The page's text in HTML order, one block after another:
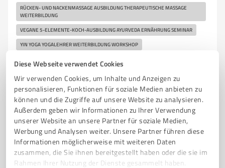
Diese Webseite verwendet Cookies
Wir verwenden Cookies, um Inhalte und Anzeigen zu
personalisieren, Funktionen für soziale Medien anbieten zu
können und die Zugriffe auf unsere Website zu analysieren.
Außerdem geben wir Informationen zu Ihrer Verwendung
unserer Website an unsere Partner für soziale Medien,
Werbung und Analysen weiter. Unsere Partner führen diese
Informationen möglicherweise mit weiteren Daten
zusammen, die Sie ihnen bereitgestellt haben oder die sie im
Rahmen Ihrer Nutzung der Dienste gesammelt haben.
RÜCKEN- UND NACKENMASSAGE AUSBILDUNG THERAPEUTISCHE MASSAGE
WEITERBILDUNG
VEGANE 5-ELEMENTE-KOCH-AUSBILDUNG AYURVEDA ERNÄHRUNG SEMINAR
YIN YOGA YOGALEHRER WEITERBILDUNG WORKSHOP
YOGA FÜR SENIOREN AUSBILDUNG WORKSHOP
YOGA GRUNDBAUSTEIN DER YOGATHERAPIE AUSBILDUNG FÜR MEDIZINISCHE
BERUFE WEITERBILDUNG ANERKANNT
YOGATHERAPIE WEITERBILDUNG ANERKANNT SEMINAR
YOGA NIDRA AUSBILDUNG WORKSHOP
YOGA VIDYA BODYWORK AUSBILDUNG YOGA MASSAGE SEMINAR